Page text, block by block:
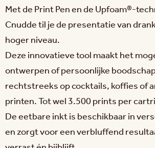
Met de Print Pen en de Upfoam®-
Cnudde til je de presentatie van
hoger niveau.
Deze innovatieve tool maakt het
ontwerpen of persoonlijke
rechtstreeks op cocktails, koffies of
printen. Tot wel 3.500 prints per
De eetbare inkt is beschikbaar in
en zorgt voor een verbluffend